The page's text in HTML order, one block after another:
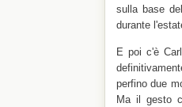
sulla base
durante
E poi c'è
perfino due
Ma il gesto